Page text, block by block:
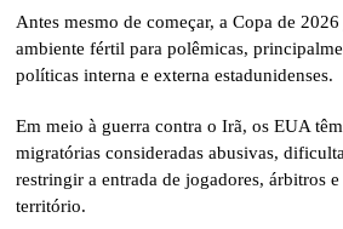
Antes mesmo de começar, a Copa de
ambiente fértil para polêmicas,
políticas interna e externa estadunidenses.
Em meio à guerra contra o Irã, os EUA
migratórias consideradas abusivas,
restringir a entrada de jogadores, árbitros
território.